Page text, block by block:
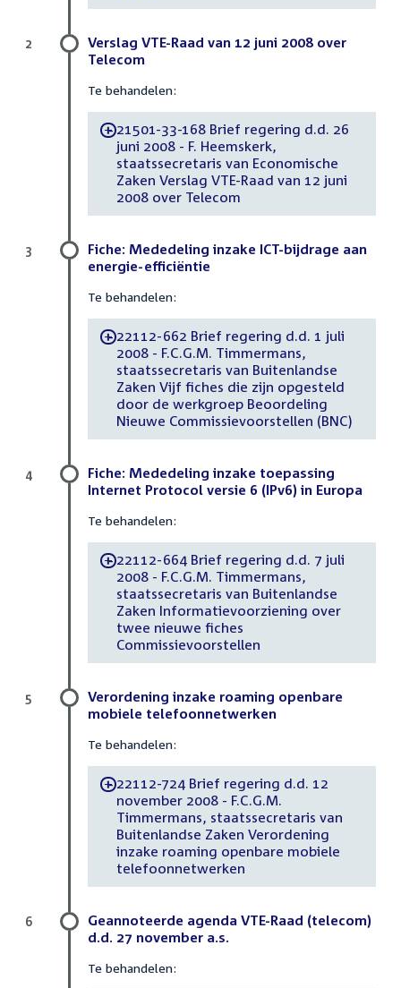
Verslag VTE-Raad van 12 juni 2008 over
Telecom
Te behandelen:
-21501-33-168 Brief regering d.d. 26
juni 2008 - F. Heemskerk,
staatssecretaris van Economische
Zaken Verslag VTE-Raad van 12 juni
2008 over Telecom
2
Fiche: Mededeling inzake ICT-bijdrage aan
energie-efficiëntie
Te behandelen:
-22112-662 Brief regering d.d. 1 juli
2008 - F.C.G.M. Timmermans,
staatssecretaris van Buitenlandse
Zaken Vijf fiches die zijn opgesteld
door de werkgroep Beoordeling
Nieuwe Commissievoorstellen (BNC)
3
Fiche: Mededeling inzake toepassing
Internet Protocol versie 6 (IPv6) in Europa
Te behandelen:
-22112-664 Brief regering d.d. 7 juli
2008 - F.C.G.M. Timmermans,
staatssecretaris van Buitenlandse
Zaken Informatievoorziening over
twee nieuwe fiches
Commissievoorstellen
4
Verordening inzake roaming openbare
mobiele telefoonnetwerken
Te behandelen:
-22112-724 Brief regering d.d. 12
november 2008 - F.C.G.M.
Timmermans, staatssecretaris van
Buitenlandse Zaken Verordening
inzake roaming openbare mobiele
telefoonnetwerken
5
Geannoteerde agenda VTE-Raad (telecom)
d.d. 27 november a.s.
Te behandelen:
6